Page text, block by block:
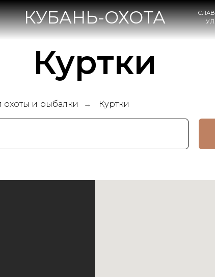
ОХОТА СЛАВЯНСК-НА-КУБАНИ
УЛ. КОВТЮХА, 47А
Куртки
охоты и рыбалки → Куртки